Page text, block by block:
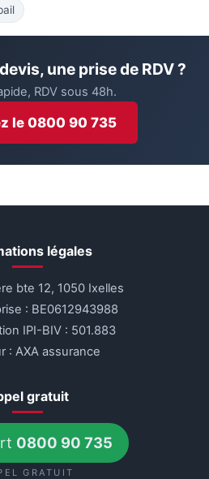
une prise de RDV ?
RDV sous 48h.
le 0800 90 735
légales
bte 12, 1050 Ixelles
: BE0612943988
IPI-BIV : 501.883
: AXA assurance
gratuit
0800 90 735
GRATUIT